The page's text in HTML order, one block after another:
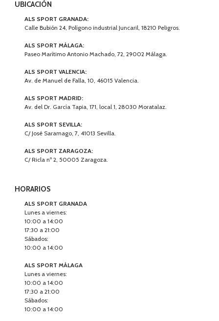
UBICACIÓN
ALS SPORT GRANADA:
Calle Bubión 24, Polígono industrial Juncaril, 18210 Peligros.
ALS SPORT MÁLAGA:
Paseo Marítimo Antonio Machado, 72, 29002 Málaga.
ALS SPORT VALENCIA:
Av. de Manuel de Falla, 10, 46015 Valencia.
ALS SPORT MADRID:
Av. del Dr. García Tapia, 171, local 1, 28030 Moratalaz.
ALS SPORT SEVILLA:
C/ José Saramago, 7, 41013 Sevilla.
ALS SPORT ZARAGOZA:
C/ Ricla nº 2, 50005 Zaragoza.
HORARIOS
ALS SPORT GRANADA
Lunes a viernes:
10:00 a 14:00
17:30 a 21:00
Sábados:
10:00 a 14:00
ALS SPORT MÁLAGA
Lunes a viernes:
10:00 a 14:00
17:30 a 21:00
Sábados:
10:00 a 14:00